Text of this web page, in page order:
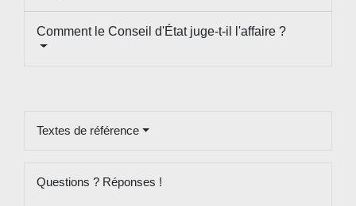
Comment le Conseil d'État juge-t-il l'affaire ?
Textes de référence
Questions ? Réponses !